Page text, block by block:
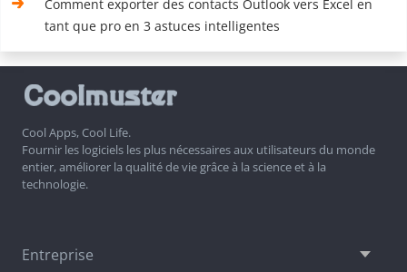
Comment exporter des contacts Outlook vers Excel en
tant que pro en 3 astuces intelligentes
Cool Apps, Cool Life.
Fournir les logiciels les plus nécessaires aux utilisateurs du monde
entier, améliorer la qualité de vie grâce à la science et à la
technologie.
Entreprise